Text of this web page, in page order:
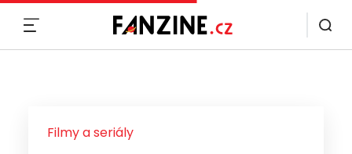
Filmy a seriály